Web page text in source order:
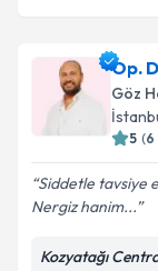
Op.
Göz
5 (6
Siddetle tavsiye
Nergiz hanim...
Kozyatağı